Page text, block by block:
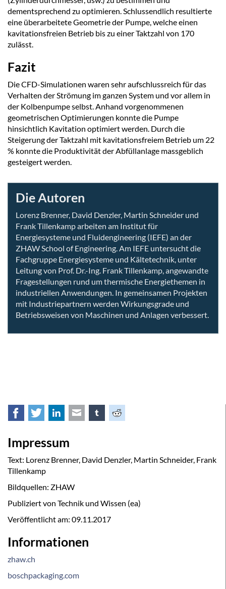
dementsprechend zu optimieren. Schlussendlich resultierte
eine überarbeitete Geometrie der Pumpe, welche einen
kavitationsfreien Betrieb bis zu einer Taktzahl von 170
zulässt.
Fazit
Die CFD-Simulationen waren sehr aufschlussreich für das
Verhalten der Strömung im ganzen System und vor allem in
der Kolbenpumpe selbst. Anhand vorgenommenen
geometrischen Optimierungen konnte die Pumpe
hinsichtlich Kavitation optimiert werden. Durch die
Steigerung der Taktzahl mit kavitationsfreiem Betrieb um 22
% konnte die Produktivität der Abfüllanlage massgeblich
gesteigert werden.
Die Autoren
Lorenz Brenner, David Denzler, Martin Schneider und
Frank Tillenkamp arbeiten am Institut für
Energiesysteme und Fluidengineering (IEFE) an der
ZHAW School of Engineering. Am IEFE untersucht die
Fachgruppe Energiesysteme und Kältetechnik, unter
Leitung von Prof. Dr.-Ing. Frank Tillenkamp, angewandte
Fragestellungen rund um thermische Energiethemen in
industriellen Anwendungen. In gemeinsamen Projekten
mit Industriepartnern werden Wirkungsgrade und
Betriebsweisen von Maschinen und Anlagen verbessert.
Facebook
TwitterLinkedInE-mail tumblrReddit
Impressum
Text: Lorenz Brenner, David Denzler, Martin Schneider, Frank
Tillenkamp
Bildquellen: ZHAW
Publiziert von Technik und Wissen (ea)
Veröffentlicht am: 09.11.2017
Informationen
zhaw.ch
boschpackaging.com